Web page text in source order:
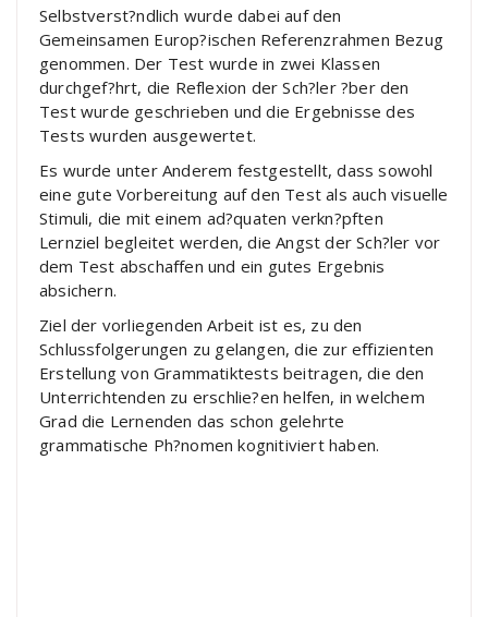
Selbstverst?ndlich wurde dabei auf den
Gemeinsamen Europ?ischen Referenzrahmen Bezug
genommen. Der Test wurde in zwei Klassen
durchgef?hrt, die Reflexion der Sch?ler ?ber den
Test wurde geschrieben und die Ergebnisse des
Tests wurden ausgewertet.
Es wurde unter Anderem festgestellt, dass sowohl
eine gute Vorbereitung auf den Test als auch visuelle
Stimuli, die mit einem ad?quaten verkn?pften
Lernziel begleitet werden, die Angst der Sch?ler vor
dem Test abschaffen und ein gutes Ergebnis
absichern.
Ziel der vorliegenden Arbeit ist es, zu den
Schlussfolgerungen zu gelangen, die zur effizienten
Erstellung von Grammatiktests beitragen, die den
Unterrichtenden zu erschlie?en helfen, in welchem
Grad die Lernenden das schon gelehrte
grammatische Ph?nomen kognitiviert haben.